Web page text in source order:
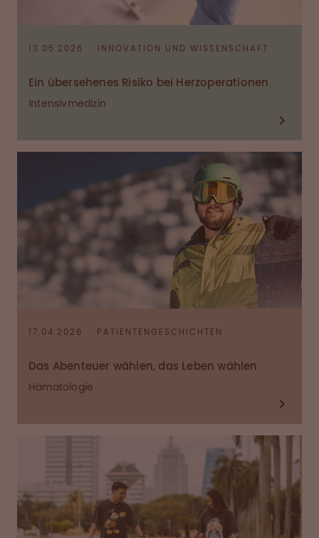
13.05.2026 INNOVATION UND WISSENSCHAFT
Ein übersehenes Risiko bei Herzoperationen
Intensivmedizin
17.04.2026 PATIENTENGESCHICHTEN
Das Abenteuer wählen, das Leben wählen
Hämatologie